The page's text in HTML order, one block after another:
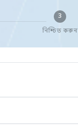
3
নিশ্চিত করুন